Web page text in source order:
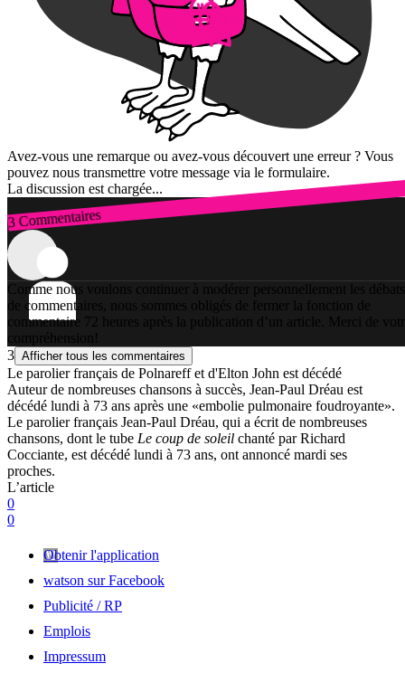
Avez-vous une remarque ou avez-vous découvert une erreur ? Vous
pouvez nous transmettre votre message via le formulaire.
La discussion est chargée...
3 Commentaires
Connexion
Comme nous voulons continuer à modérer personnellement les débats
de commentaires, nous sommes obligés de fermer la fonction de
commentaire 72 heures après la publication d’un article. Merci de
compréhension!
3 Afficher tous les commentaires
Le parolier français de Polnareff et d'Elton John est décédé
Auteur de nombreuses chansons à succès, Jean-Paul Dréau est
décédé lundi à 73 ans après une «embolie pulmonaire foudroyante».
Le parolier français Jean-Paul Dréau, qui a écrit de nombreuses
chansons, dont le tube Le coup de soleil chanté par Richard
Cocciante, est décédé lundi à 73 ans, ont annoncé mardi ses
proches.
L’article
0
0
Obtenir l'application
watson sur Facebook
Publicité / RP
Emplois
Impressum